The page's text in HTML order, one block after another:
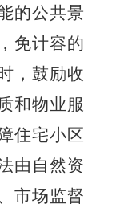
的公共景
免计容的
，鼓励收
和物业服
住宅小区
由自然资
市场监督